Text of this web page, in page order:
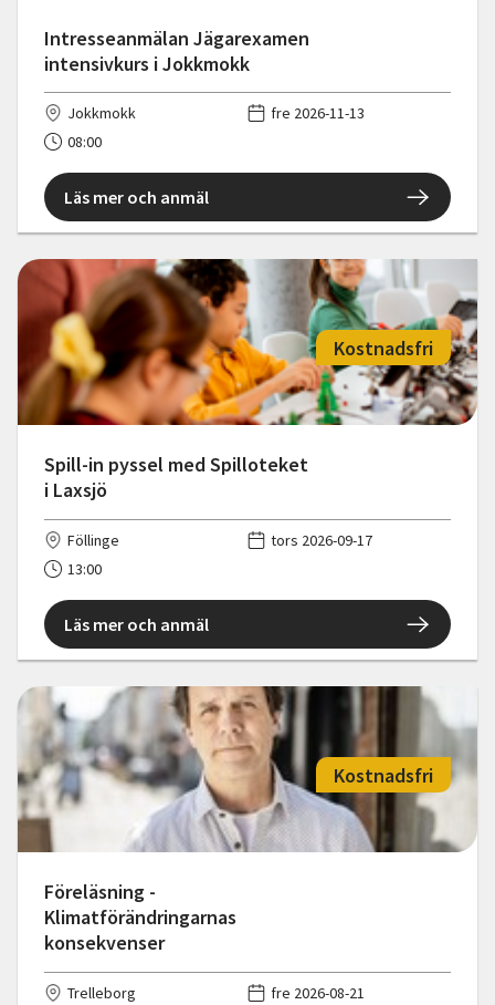
Intresseanmälan Jägarexamen
intensivkurs i Jokkmokk
Jokkmokk
fre 2026-11-13
08:00
Läs mer och anmäl
Spill-in pyssel med Spilloteket
i Laxsjö
Kostnadsfri
Föllinge
tors 2026-09-17
13:00
Läs mer och anmäl
Föreläsning -
Klimatförändringarnas
konsekvenser
Kostnadsfri
Trelleborg
fre 2026-08-21